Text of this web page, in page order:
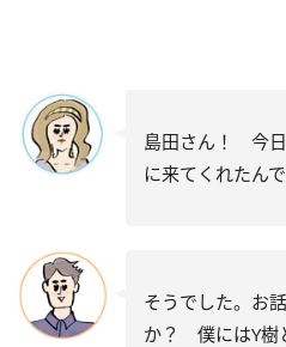
島田さん！ 今日
に来てくれたん
そうでした。お
か？ 僕にはY樹